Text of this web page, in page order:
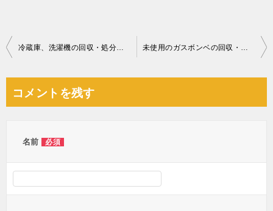
投
ビ
ョ
冷蔵庫、洗濯機の回収・処分ご依頼 お客様の声 未使用のガスボンベの回収・処分ご依頼 お客様の声
コメントを残す
名前 必須